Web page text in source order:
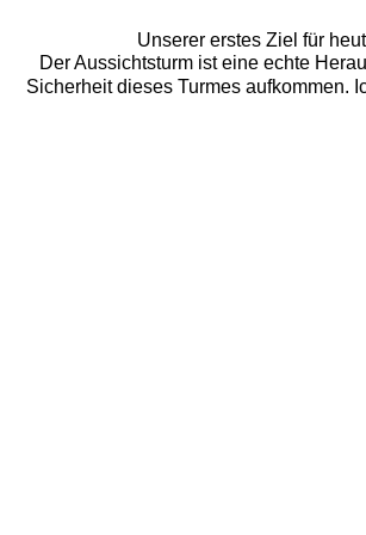
Unserer erstes Ziel für
Der Aussichtsturm ist eine echte
Sicherheit dieses Turmes aufkommen.